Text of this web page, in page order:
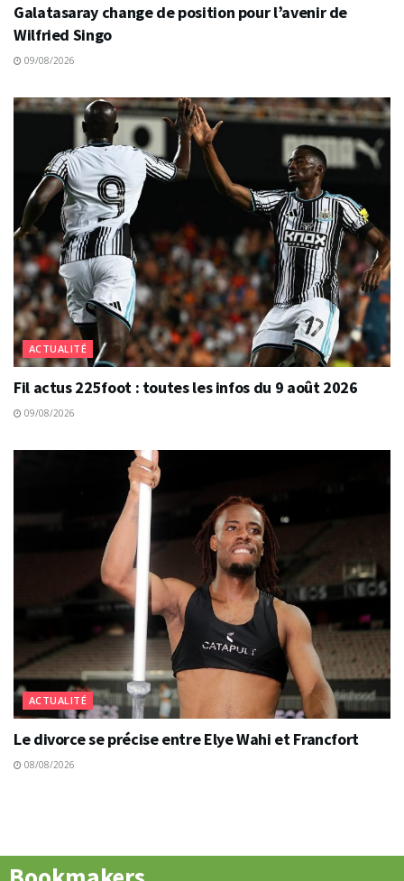
Galatasaray change de position pour l’avenir de
Wilfried Singo
09/08/2026
ACTUALITÉ
Fil actus 225foot : toutes les infos du 9 août 2026
09/08/2026
ACTUALITÉ
Le divorce se précise entre Elye Wahi et Francfort
08/08/2026